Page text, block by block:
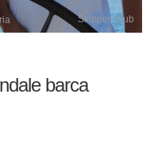
Skipper Club
barca